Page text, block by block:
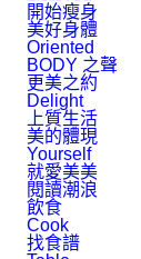
開始瘦身
美好身體
Oriented
BODY 之聲
更美之約
Delight
上質生活
美的體現
Yourself
就愛美美
閱讀潮浪
飲食
Cook
找食譜